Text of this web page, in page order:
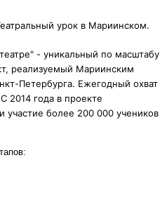
урок в Мариинском.
- уникальный по масштабу
реализуемый Мариинским
Петербурга. Ежегодный охват
2014 года в проекте
участие более 200 000 учеников